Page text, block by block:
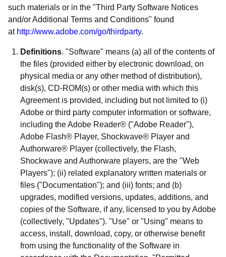
such materials or in the "Third Party Software Notices
and/or Additional Terms and Conditions" found
at http://www.adobe.com/go/thirdparty.
Definitions. "Software" means (a) all of the contents of
the files (provided either by electronic download, on
physical media or any other method of distribution),
disk(s), CD-ROM(s) or other media with which this
Agreement is provided, including but not limited to (i)
Adobe or third party computer information or software,
including the Adobe Reader® ("Adobe Reader"),
Adobe Flash® Player, Shockwave® Player and
Authorware® Player (collectively, the Flash,
Shockwave and Authorware players, are the "Web
Players"); (ii) related explanatory written materials or
files ("Documentation"); and (iii) fonts; and (b)
upgrades, modified versions, updates, additions, and
copies of the Software, if any, licensed to you by Adobe
(collectively, "Updates"). "Use" or "Using" means to
access, install, download, copy, or otherwise benefit
from using the functionality of the Software in